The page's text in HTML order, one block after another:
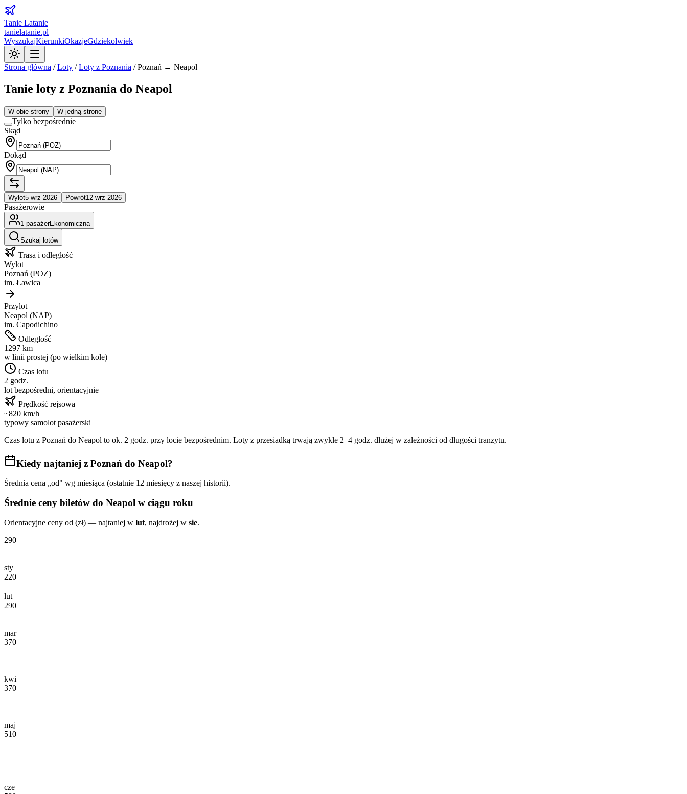
Tanie Latanie
tanielatanie.pl
WyszukajKierunkiOkazjeGdziekolwiek
Strona główna /Loty /Loty z Poznania /Poznań → Neapol
Tanie loty z Poznania do Neapol
W obie strony W jedną stronę
Tylko bezpośrednie
Skąd
Dokąd
Wylot5 wrz 2026 Powrót12 wrz 2026
Pasażerowie
1 pasażerEkonomiczna
Szukaj lotów
Trasa i odległość
Wylot
Poznań (POZ)
im. Ławica
Przylot
Neapol (NAP)
im. Capodichino
Odległość
1297 km
w linii prostej (po wielkim kole)
Czas lotu
2 godz.
lot bezpośredni, orientacyjnie
Prędkość rejsowa
~820 km/h
typowy samolot pasażerski
Czas lotu z Poznań do Neapol to ok. 2 godz. przy locie bezpośrednim. Loty z przesiadką trwają zwykle 2–4 godz. dłużej w zależności od długości tranzytu.
Kiedy najtaniej z Poznań do Neapol?
Średnia cena „od" wg miesiąca (ostatnie 12 miesięcy z naszej historii).
Średnie ceny biletów do Neapol w ciągu roku
Orientacyjne ceny od (zł) — najtaniej w lut, najdrożej w sie.
290
sty
220
lut
290
mar
370
kwi
370
maj
510
cze